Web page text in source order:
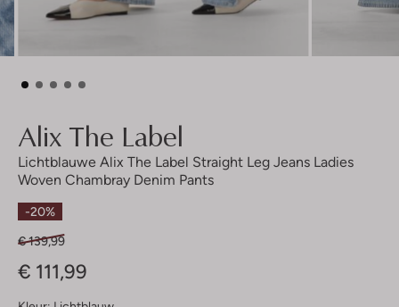
Alix The Label
Lichtblauwe Alix The Label Straight Leg Jeans Ladies
Woven Chambray Denim Pants
-20%
€ 139,99
€ 111,99